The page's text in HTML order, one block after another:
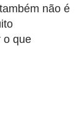
não é
o que